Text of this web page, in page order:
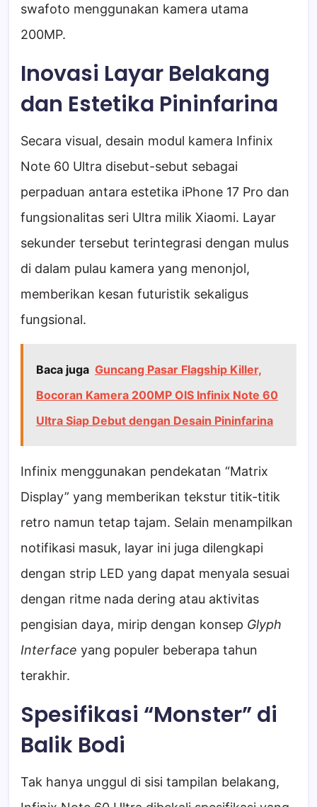
swafoto menggunakan kamera utama
200MP.
Inovasi Layar Belakang
dan Estetika Pininfarina
Secara visual, desain modul kamera Infinix
Note 60 Ultra disebut-sebut sebagai
perpaduan antara estetika iPhone 17 Pro dan
fungsionalitas seri Ultra milik Xiaomi. Layar
sekunder tersebut terintegrasi dengan mulus
di dalam pulau kamera yang menonjol,
memberikan kesan futuristik sekaligus
fungsional.
Baca juga Guncang Pasar Flagship Killer,
Bocoran Kamera 200MP OIS Infinix Note 60
Ultra Siap Debut dengan Desain Pininfarina
Infinix menggunakan pendekatan “Matrix
Display” yang memberikan tekstur titik-titik
retro namun tetap tajam. Selain menampilkan
notifikasi masuk, layar ini juga dilengkapi
dengan strip LED yang dapat menyala sesuai
dengan ritme nada dering atau aktivitas
pengisian daya, mirip dengan konsep Glyph
Interface yang populer beberapa tahun
terakhir.
Spesifikasi “Monster” di
Balik Bodi
Tak hanya unggul di sisi tampilan belakang,